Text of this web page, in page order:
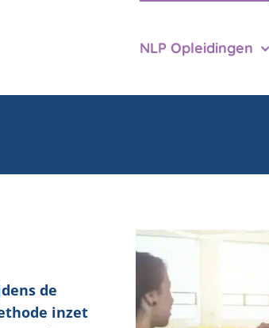
NLP Opleidingen
de
inzet